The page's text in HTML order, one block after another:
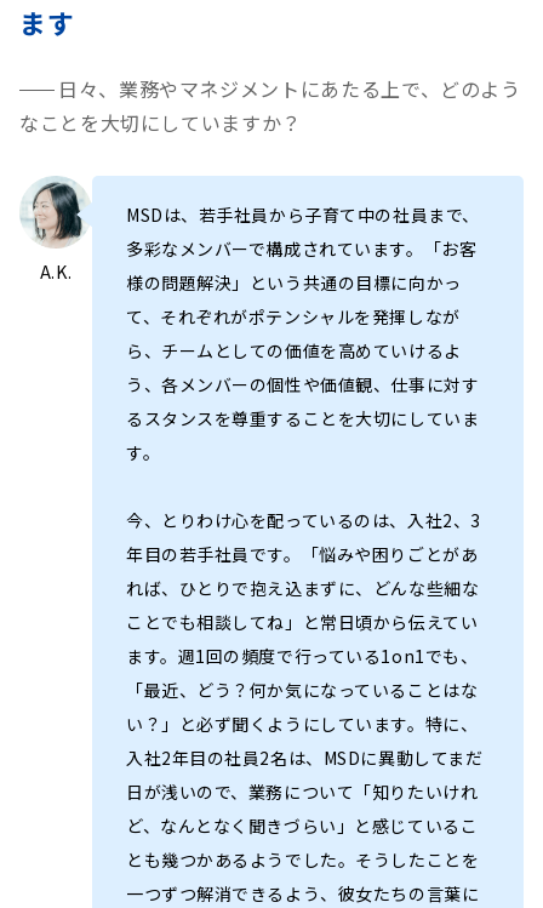
ます
日々、業務やマネジメントにあたる上で、どのよう
なことを大切にしていますか？
A.K.
MSDは、若手社員から子育て中の社員まで、
多彩なメンバーで構成されています。「お客
様の問題解決」という共通の目標に向かっ
て、それぞれがポテンシャルを発揮しなが
ら、チームとしての価値を高めていけるよ
う、各メンバーの個性や価値観、仕事に対す
るスタンスを尊重することを大切にしていま
す。
今、とりわけ心を配っているのは、入社2、3
年目の若手社員です。「悩みや困りごとがあ
れば、ひとりで抱え込まずに、どんな些細な
ことでも相談してね」と常日頃から伝えてい
ます。週1回の頻度で行っている1on1でも、
「最近、どう？何か気になっていることはな
い？」と必ず聞くようにしています。特に、
入社2年目の社員2名は、MSDに異動してまだ
日が浅いので、業務について「知りたいけれ
ど、なんとなく聞きづらい」と感じているこ
とも幾つかあるようでした。そうしたことを
一つずつ解消できるよう、彼女たちの言葉に